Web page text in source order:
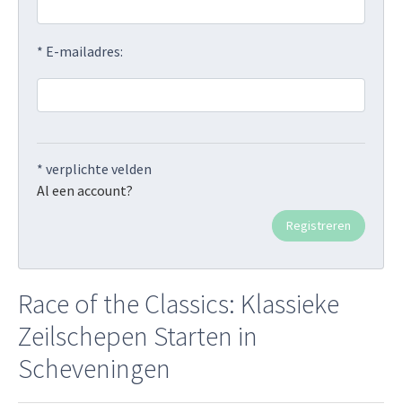
* E-mailadres:
* verplichte velden
Al een account?
Race of the Classics: Klassieke
Zeilschepen Starten in
Scheveningen